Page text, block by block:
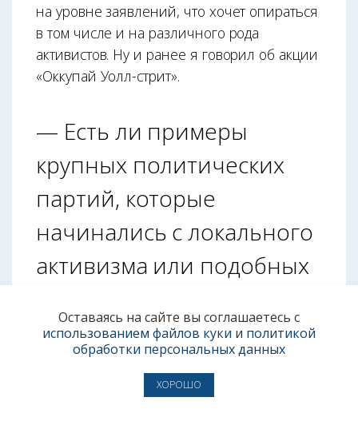
на уровне заявлений, что хочет опираться
в том числе и на различного рода
активистов. Ну и ранее я говорил об акции
«Оккупай Уолл-стрит».
— Есть ли примеры
крупных политических
партий, которые
начинались с локального
активизма или подобных
— Мне неизвестны партии, появившиеся
непосредственно из локального
активизма, а из подобного социального
Оставаясь на сайте вы соглашаетесь с
использованием файлов куки и политикой
обработки персональных данных
ХОРОШО